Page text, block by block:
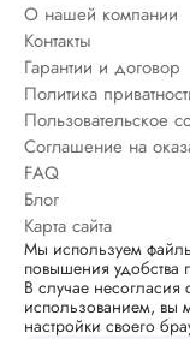
О нашей компании
Контакты
Гарантии и договор
Политика
Пользовательское
Соглашение на
FAQ
Блог
Карта сайта
Мы используем
повышения удобства
В случае несогласия
использованием, вы
настройки своего